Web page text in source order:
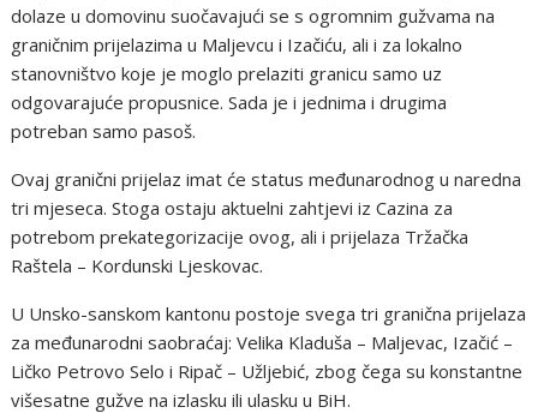
dolaze u domovinu suočavajući se s ogromnim gužvama na
graničnim prijelazima u Maljevcu i Izačiću, ali i za lokalno
stanovništvo koje je moglo prelaziti granicu samo uz
odgovarajuće propusnice. Sada je i jednima i drugima
potreban samo pasoš.
Ovaj granični prijelaz imat će status međunarodnog u naredna
tri mjeseca. Stoga ostaju aktuelni zahtjevi iz Cazina za
potrebom prekategorizacije ovog, ali i prijelaza Tržačka
Raštela – Kordunski Ljeskovac.
U Unsko-sanskom kantonu postoje svega tri granična prijelaza
za međunarodni saobraćaj: Velika Kladuša – Maljevac, Izačić –
Ličko Petrovo Selo i Ripač – Užljebić, zbog čega su konstantne
višesatne gužve na izlasku ili ulasku u BiH.